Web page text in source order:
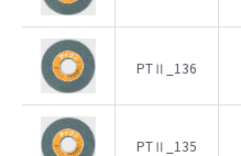
PTⅡ_136
PTⅡ_135